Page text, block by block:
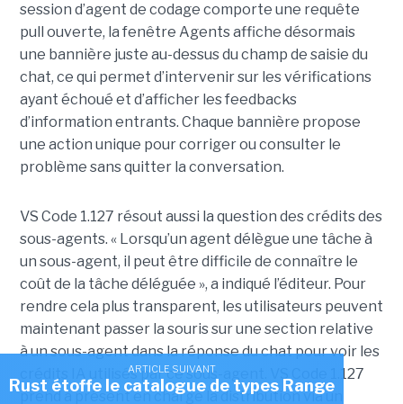
session d’agent de codage comporte une requête
pull ouverte, la fenêtre Agents affiche désormais
une bannière juste au-dessus du champ de saisie du
chat, ce qui permet d’intervenir sur les vérifications
ayant échoué et d’afficher les feedbacks
d’information entrants. Chaque bannière propose
une action unique pour corriger ou consulter le
problème sans quitter la conversation.
VS Code 1.127 résout aussi la question des crédits des
sous-agents. « Lorsqu’un agent délègue une tâche à
un sous-agent, il peut être difficile de connaître le
coût de la tâche déléguée », a indiqué l’éditeur. Pour
rendre cela plus transparent, les utilisateurs peuvent
maintenant passer la souris sur une section relative
à un sous-agent dans la réponse du chat pour voir les
crédits IA utilisés par ce sous-agent. VS Code 1.127
prend à présent en charge la distribution via un
ARTICLE SUIVANT
Rust étoffe le catalogue de types Range